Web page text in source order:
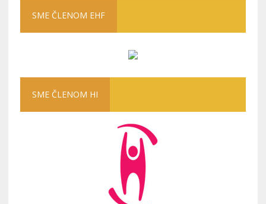
SME ČLENOM EHF
SME ČLENOM HI